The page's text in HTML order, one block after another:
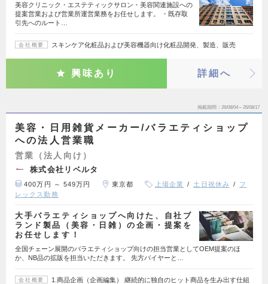
美容クリニック・エステティックサロン・美容関連施設への
提案営業および営業所運営業務をお任せします。 ・既存取
引先へのルート…
会社概要 スキンケア化粧品および美容機器向け化粧品開発、製造、販売
興味あり 詳細へ
掲載期間 26/08/04～26/08/17
美容・日用雑貨メーカー/バラエティショップ
への法人営業職
営業（法人向け）
株式会社リベルタ
400万円 ～ 549万円 東京都 上場企業 土日祝休み
フ
レックス勤務
大手バラエティショップへ向けた、自社ブ
ランド製品（美容・日雑）の企画・提案を
お任せします！
全国チェーン展開のバラエティショップ向けの担当営業としてOEM提案のほ
か、NB品の拡販を担当いただきます。 先方バイヤーと…
会社概要
1.商品企画（企画編集） 継続的に独自のヒット商品を生み出す仕組